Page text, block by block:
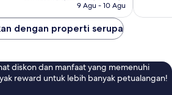
9 Agu - 10 Agu
dengan properti serupa
diskon dan manfaat yang memenuhi
reward untuk lebih banyak petualangan!